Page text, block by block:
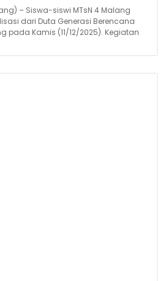
– Siswa-siswi MTsN 4 Malang
dari Duta Generasi Berencana
pada Kamis (11/12/2025). Kegiatan